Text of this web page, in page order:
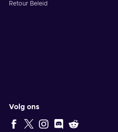
Retour Beleid
Volg ons